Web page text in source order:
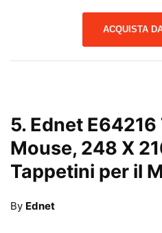
ACQUISTA
5. Ednet
Mouse, 248 X
Tappetini per il
By Ednet